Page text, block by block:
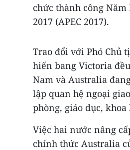
chức thành công
2017 (APEC 2017).
Trao đổi với Phó Chủ
hiến bang Victoria
Nam và Australia
lập quan hệ ngoại
phòng, giáo dục,
Việc hai nước nâng
chính thức Australia